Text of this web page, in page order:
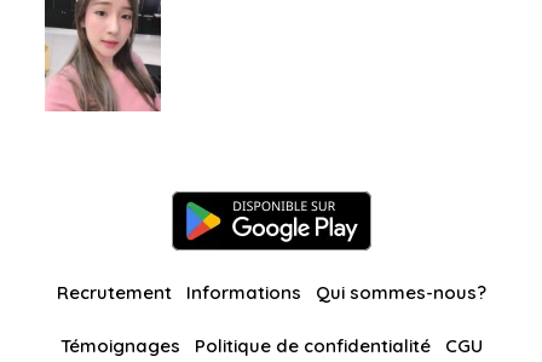
Recrutement Informations Qui sommes-nous?
Témoignages Politique de confidentialité CGU